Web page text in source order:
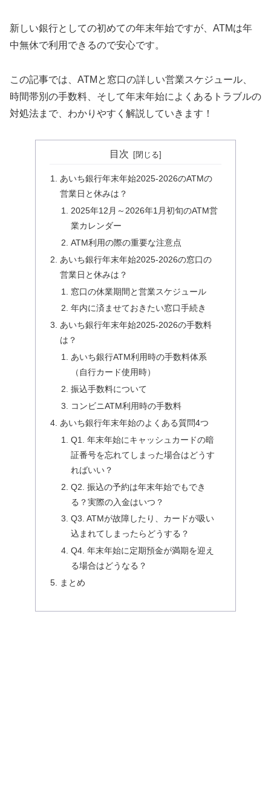
新しい銀行としての初めての年末年始ですが、ATMは年
中無休で利用できるので安心です。
この記事では、ATMと窓口の詳しい営業スケジュール、
時間帯別の手数料、そして年末年始によくあるトラブルの
対処法まで、わかりやすく解説していきます！
目次
あいち銀行年末年始2025-2026のATMの
営業日と休みは？
2025年12月～2026年1月初旬のATM営
業カレンダー
ATM利用の際の重要な注意点
あいち銀行年末年始2025-2026の窓口の
営業日と休みは？
窓口の休業期間と営業スケジュール
年内に済ませておきたい窓口手続き
あいち銀行年末年始2025-2026の手数料
は？
あいち銀行ATM利用時の手数料体系
（自行カード使用時）
振込手数料について
コンビニATM利用時の手数料
あいち銀行年末年始のよくある質問4つ
Q1. 年末年始にキャッシュカードの暗
証番号を忘れてしまった場合はどうす
ればいい？
Q2. 振込の予約は年末年始でもでき
る？実際の入金はいつ？
Q3. ATMが故障したり、カードが吸い
込まれてしまったらどうする？
Q4. 年末年始に定期預金が満期を迎え
る場合はどうなる？
まとめ